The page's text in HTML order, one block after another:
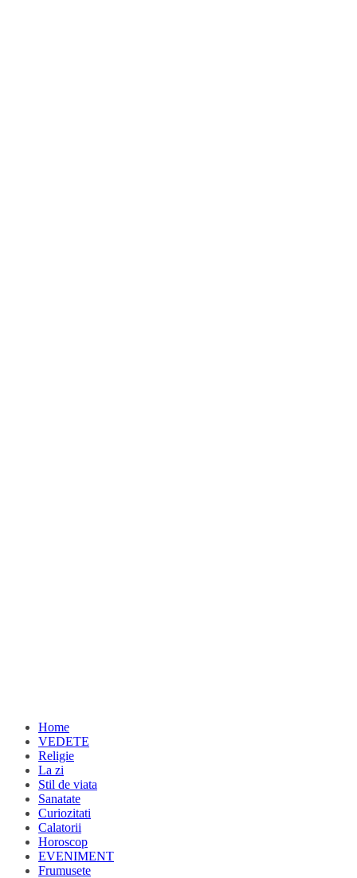
Home
VEDETE
Religie
La zi
Stil de viata
Sanatate
Curiozitati
Calatorii
Horoscop
EVENIMENT
Frumusete